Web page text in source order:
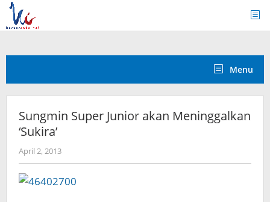
Skip
content
Menu
Sungmin Super Junior akan Meninggalkan
‘Sukira’
April 2, 2013by
Koreanindo